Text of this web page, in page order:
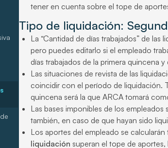
tener en cuenta sobre el tope de
Tipo de liquidación:
La “Cantidad de días trabajados” de
pero puedes editarlo si el empleado
días trabajados de la primera quincena
Las situaciones de revista de las
coincidir con el período de liquidación.
quincena será la que ARCA tomará
Las bases imponibles de los
también, en caso de que hayan sido
Los aportes del empleado se
liquidación superan el tope de